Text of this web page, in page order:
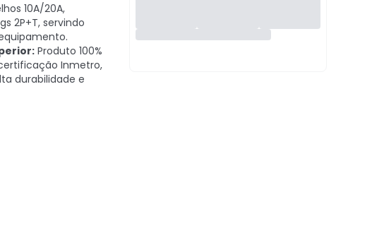
10A/20A,
2P+T, servindo
Produto 100%
Inmetro,
durabilidade e